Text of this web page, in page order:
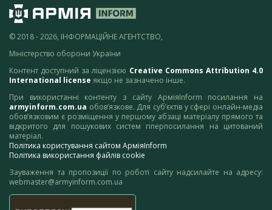
© 2018 - 2026, ІНФОРМАЦІЙНЕ АГЕНТСТВО,
Міністерство оборони України
Контент доступний за ліцензією Creative Commons Attribution 4.0
International license якщо не зазначено інше.
При використанні контенту з сайту АрміяInform посилання на
armyinform.com.ua обов’язкове. Для суб’єктів у сфері онлайн-медіа
обов’язковим є розміщення у першому абзаці матеріалу прямого та
відкритого для пошукових систем гіперпосилання на цитований
матеріал.
Політика користування сайтом АрміяInform
Політика використання файлів cookie
Зауваження та пропозиції по роботі сайту надсилайте на адресу:
webmaster@armyinform.com.ua